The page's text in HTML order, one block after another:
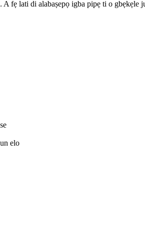
A fẹ lati di alabaṣepọ igba pipẹ ti o gbẹkẹle
elo